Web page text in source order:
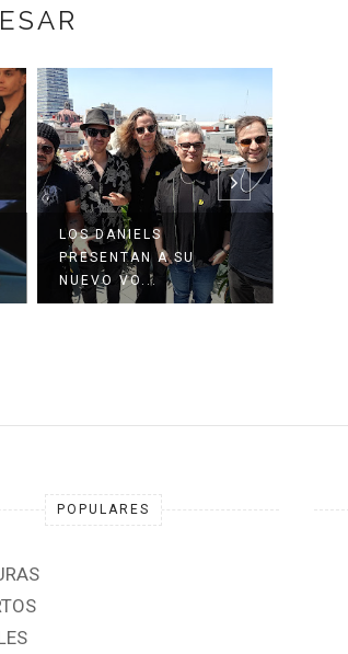
LOS DANIELS
PRESENTAN A SU
NUEVO VO...
POPULARES